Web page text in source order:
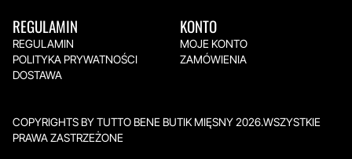
REGULAMIN
REGULAMIN
POLITYKA PRYWATNOŚCI
DOSTAWA
KONTO
MOJE KONTO
ZAMÓWIENIA
COPYRIGHTS BY TUTTO BENE BUTIK MIĘSNY 2026.WSZYSTKIE
PRAWA ZASTRZEŻONE